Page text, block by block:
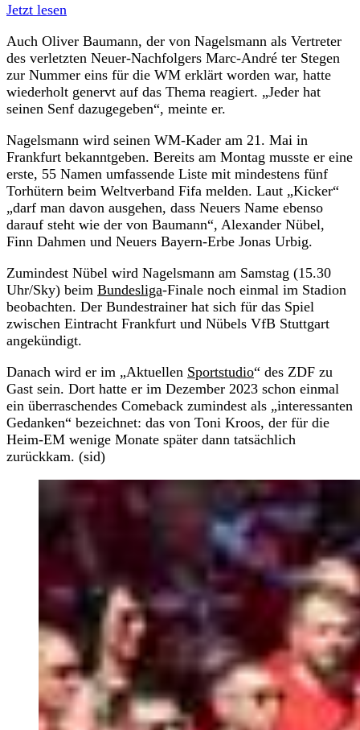
Jetzt lesen
Auch Oliver Baumann, der von Nagelsmann als Vertreter
des verletzten Neuer-Nachfolgers Marc-André ter Stegen
zur Nummer eins für die WM erklärt worden war, hatte
wiederholt genervt auf das Thema reagiert. „Jeder hat
seinen Senf dazugegeben“, meinte er.
Nagelsmann wird seinen WM-Kader am 21. Mai in
Frankfurt bekanntgeben. Bereits am Montag musste er eine
erste, 55 Namen umfassende Liste mit mindestens fünf
Torhütern beim Weltverband Fifa melden. Laut „Kicker“
„darf man davon ausgehen, dass Neuers Name ebenso
darauf steht wie der von Baumann“, Alexander Nübel,
Finn Dahmen und Neuers Bayern-Erbe Jonas Urbig.
Zumindest Nübel wird Nagelsmann am Samstag (15.30
Uhr/Sky) beim Bundesliga-Finale noch einmal im Stadion
beobachten. Der Bundestrainer hat sich für das Spiel
zwischen Eintracht Frankfurt und Nübels VfB Stuttgart
angekündigt.
Danach wird er im „Aktuellen Sportstudio“ des ZDF zu
Gast sein. Dort hatte er im Dezember 2023 schon einmal
ein überraschendes Comeback zumindest als „interessanten
Gedanken“ bezeichnet: das von Toni Kroos, der für die
Heim-EM wenige Monate später dann tatsächlich
zurückkam. (sid)